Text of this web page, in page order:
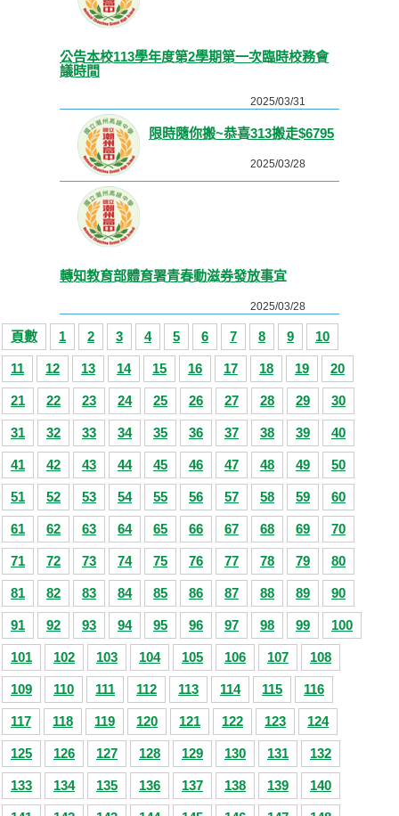
公告本校113學年度第2學期第一次臨時校務會
議時間
2025/03/31
限時隨你搬~恭喜313搬走$6795
2025/03/28
轉知教育部體育署青春動滋券發放事宜
2025/03/28
頁數 1 2 3 4 5 6 7 8 9 10
11 12 13 14 15 16 17 18 19 20
21 22 23 24 25 26 27 28 29 30
31 32 33 34 35 36 37 38 39 40
41 42 43 44 45 46 47 48 49 50
51 52 53 54 55 56 57 58 59 60
61 62 63 64 65 66 67 68 69 70
71 72 73 74 75 76 77 78 79 80
81 82 83 84 85 86 87 88 89 90
91 92 93 94 95 96 97 98 99 100
101 102 103 104 105 106 107 108
109 110 111 112 113 114 115 116
117 118 119 120 121 122 123 124
125 126 127 128 129 130 131 132
133 134 135 136 137 138 139 140